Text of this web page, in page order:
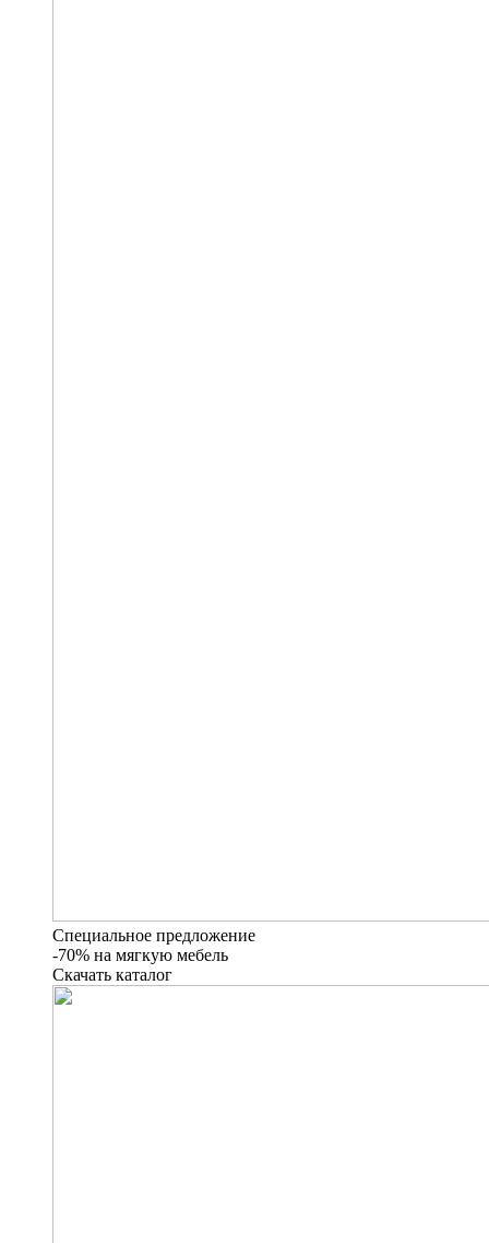
Специальное предложение
-70% на мягкую мебель
Скачать каталог